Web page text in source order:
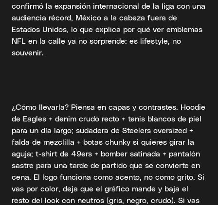
confirmó la expansión internacional de la liga con una
audiencia récord, México a la cabeza fuera de
Estados Unidos, lo que explica por qué ver emblemas
NFL en la calle ya no sorprende: es lifestyle, no
souvenir.
¿Cómo llevarla? Piensa en capas y contrastes. Hoodie
de Eagles + denim crudo recto + tenis blancos de piel
para un día largo; sudadera de Steelers oversized +
falda de mezclilla + botas chunky si quieres girar la
aguja; t-shirt de 49ers + bomber satinada + pantalón
sastre para una tarde de partido que se convierte en
cena. El logo funciona como acento, no como grito. Si
vas por color, deja que el gráfico mande y baja el
resto del look con neutros (gris, negro, crudo). Si vas